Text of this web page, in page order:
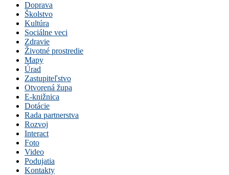
Doprava
Školstvo
Kultúra
Sociálne veci
Zdravie
Životné prostredie
Mapy
Úrad
Zastupiteľstvo
Otvorená župa
E-knižnica
Dotácie
Rada partnerstva
Rozvoj
Interact
Foto
Video
Podujatia
Kontakty